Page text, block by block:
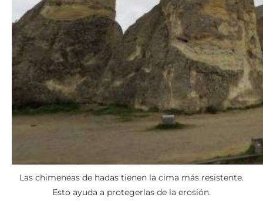
Las chimeneas de hadas tienen la cima más resistente.
Esto ayuda a protegerlas de la erosión.